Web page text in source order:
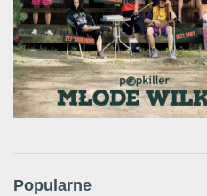
Popularne